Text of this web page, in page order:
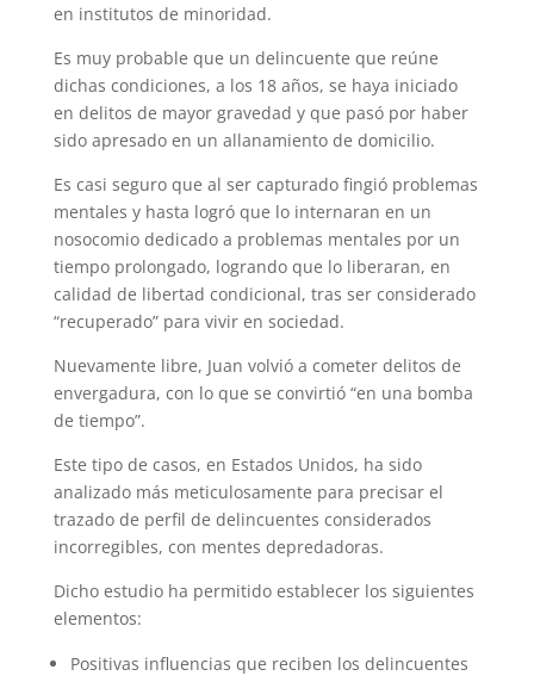
en institutos de minoridad.
Es muy probable que un delincuente que reúne
dichas condiciones, a los 18 años, se haya iniciado
en delitos de mayor gravedad y que pasó por haber
sido apresado en un allanamiento de domicilio.
Es casi seguro que al ser capturado fingió problemas
mentales y hasta logró que lo internaran en un
nosocomio dedicado a problemas mentales por un
tiempo prolongado, logrando que lo liberaran, en
calidad de libertad condicional, tras ser considerado
“recuperado” para vivir en sociedad.
Nuevamente libre, Juan volvió a cometer delitos de
envergadura, con lo que se convirtió “en una bomba
de tiempo”.
Este tipo de casos, en Estados Unidos, ha sido
analizado más meticulosamente para precisar el
trazado de perfil de delincuentes considerados
incorregibles, con mentes depredadoras.
Dicho estudio ha permitido establecer los siguientes
elementos:
Positivas influencias que reciben los delincuentes